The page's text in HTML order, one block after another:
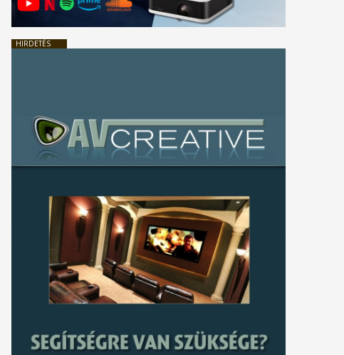
HIRDETÉS